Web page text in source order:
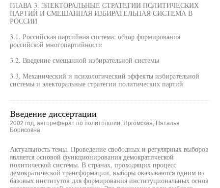
ГЛАВА 3. ЭЛЕКТОРАЛЬНЫЕ СТРАТЕГИИ ПОЛИТИЧЕСКИХ
ПАРТИЙ И СМЕШАННАЯ ИЗБИРАТЕЛЬНАЯ СИСТЕМА В
РОССИИ
3.1. Российская партийная система: обзор формирования
российской многопартийности
3.2. Введение смешанной избирательной системы
3.3. Механический и психологический эффекты избирательной
системы и электоральные стратегии политических партий
Введение диссертации
2002 год, автореферат по политологии, Яргомская, Наталья
Борисовна
Актуальность темы. Проведение свободных и регулярных выборов
является основой функционирования демократической
политической системы. В странах, проходящих процесс
демократической трансформации, выборы оказываются одним из
базовых институтов для формирования институциональных основ